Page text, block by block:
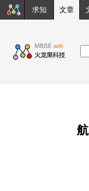
求知 文章